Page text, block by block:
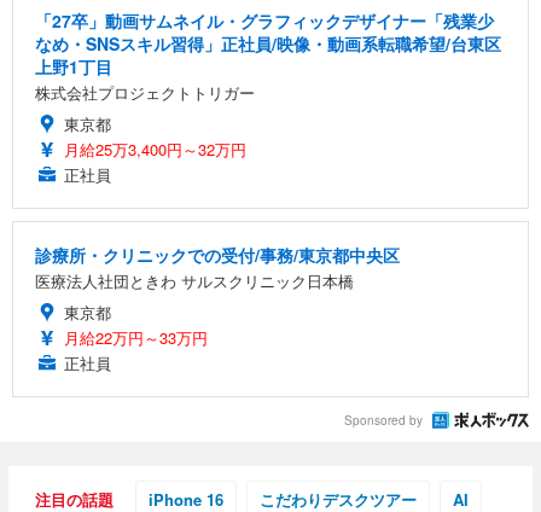
「27卒」動画サムネイル・グラフィックデザイナー「残業少
なめ・SNSスキル習得」正社員/映像・動画系転職希望/台東区
上野1丁目
株式会社プロジェクトトリガー
東京都
月給25万3,400円～32万円
正社員
診療所・クリニックでの受付/事務/東京都中央区
医療法人社団ときわ サルスクリニック日本橋
東京都
月給22万円～33万円
正社員
Sponsored by
注目の話題 iPhone 16 こだわりデスクツアー AI